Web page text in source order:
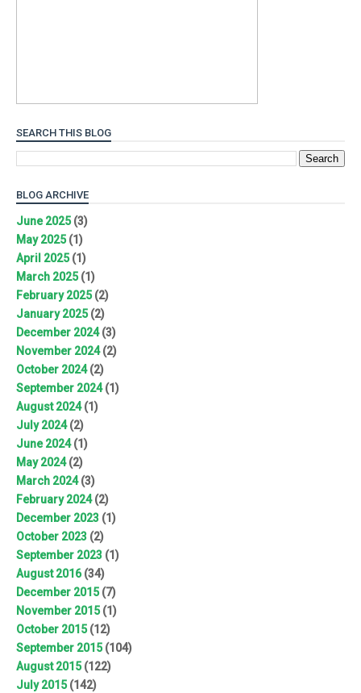
SEARCH THIS BLOG
BLOG ARCHIVE
June 2025(3)
May 2025(1)
April 2025(1)
March 2025(1)
February 2025(2)
January 2025(2)
December 2024(3)
November 2024(2)
October 2024(2)
September 2024(1)
August 2024(1)
July 2024(2)
June 2024(1)
May 2024(2)
March 2024(3)
February 2024(2)
December 2023 (1)
October 2023 (2)
September 2023 (1)
August 2016(34)
December 2015(7)
November 2015(1)
October 2015(12)
September 2015(104)
August 2015(122)
July 2015(142)